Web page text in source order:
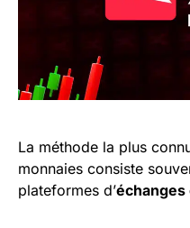
La méthode la plus
monnaies consiste
plateformes d’